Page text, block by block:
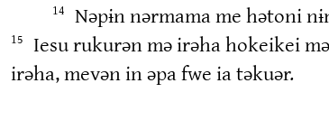
14 Nəpɨn nərmama me hətoni
15
Iesu rukurən mə irəha hokeikei
irəha, mevən in əpa fwe ia təkuər.